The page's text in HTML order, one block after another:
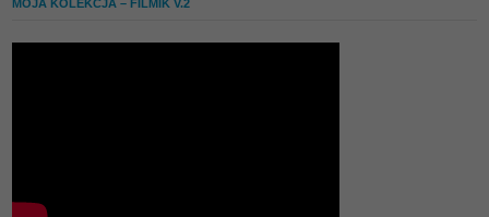
MOJA KOLEKCJA – FILMIK V.2